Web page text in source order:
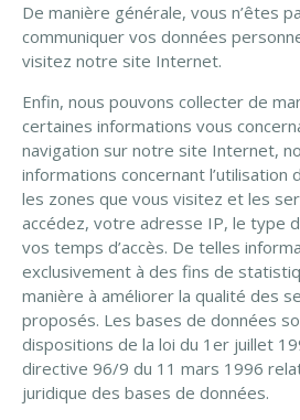
De manière générale, vous n’êtes
communiquer vos données
visitez notre site Internet.
Enfin, nous pouvons collecter de
certaines informations vous
navigation sur notre site Internet,
informations concernant l’utilisation
les zones que vous visitez et les
accédez, votre adresse IP, le type
vos temps d’accès. De telles
exclusivement à des fins de
manière à améliorer la qualité des
proposés. Les bases de données
dispositions de la loi du 1er juillet
directive 96/9 du 11 mars 1996
juridique des bases de données.